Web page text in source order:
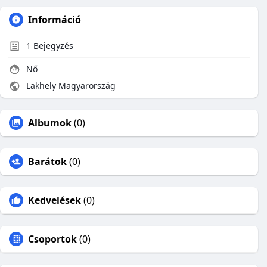
Információ
1 Bejegyzés
Nő
Lakhely Magyarország
Albumok(0)
Barátok(0)
Kedvelések(0)
Csoportok(0)